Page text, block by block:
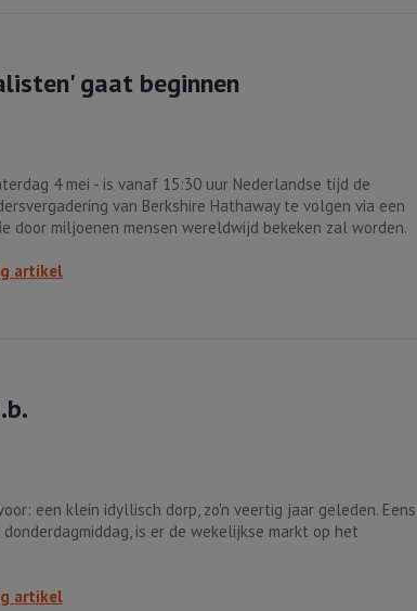
gaat beginnen
4 mei - is vanaf 15:30 uur Nederlandse tijd de
van Berkshire Hathaway te volgen via een
door miljoenen mensen wereldwijd bekeken zal worden.
artikel
een klein idyllisch dorp, zo'n veertig jaar geleden. Eens
donderdagmiddag, is er de wekelijkse markt op het
artikel